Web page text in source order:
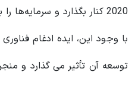
2020 کنار بگذارد و سرمایه‌ها را به سرمایه‌گذاران بازگرداند.
با وجود این، ایده ادغام
توسعه آن تأثیر می گذارد و